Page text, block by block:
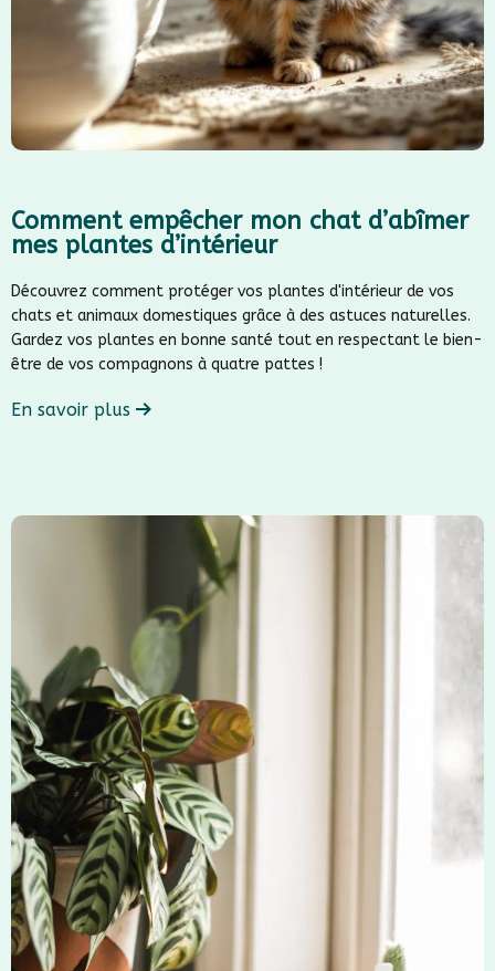
Comment empêcher mon chat d’abîmer
mes plantes d’intérieur
Découvrez comment protéger vos plantes d'intérieur de vos
chats et animaux domestiques grâce à des astuces naturelles.
Gardez vos plantes en bonne santé tout en respectant le bien-
être de vos compagnons à quatre pattes !
En savoir plus